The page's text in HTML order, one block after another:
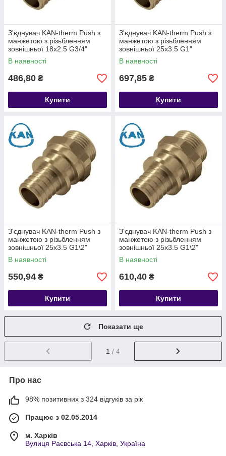
З'єднувач KAN-therm Push з
манжетою з різьбленням
зовнішньої 18x2.5 G3/4"
В наявності
486,80 ₴
Купити
З'єднувач KAN-therm Push з
манжетою з різьбленням
зовнішньої 25x3.5 G1"
В наявності
697,85 ₴
Купити
З'єднувач KAN-therm Push з
манжетою з різьбленням
зовнішньої 25x3.5 G1\2"
В наявності
550,94 ₴
Купити
З'єднувач KAN-therm Push з
манжетою з різьбленням
зовнішньої 25x3.5 G1\2"
В наявності
610,40 ₴
Купити
Показати ще
1 / 4
Про нас
98% позитивних з 324 відгуків за рік
Працює з 02.05.2014
м. Харків
Вулиця Раєвська 14, Харків, Україна